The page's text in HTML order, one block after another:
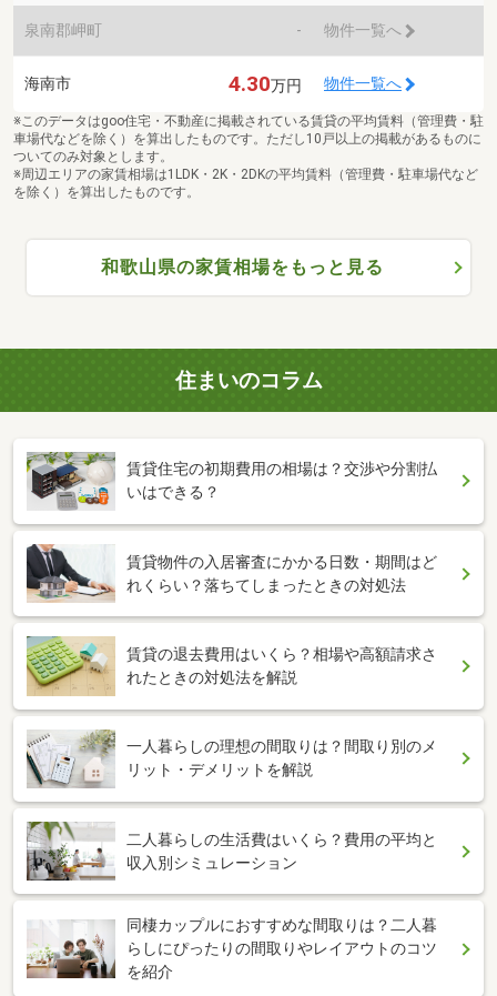
泉南郡岬町 - 物件一覧へ
海南市 4.30万円 物件一覧へ
※このデータはgoo住宅・不動産に掲載されている賃貸の平均賃料（管理費・駐
車場代などを除く）を算出したものです。ただし10戸以上の掲載があるものに
ついてのみ対象とします。
※周辺エリアの家賃相場は1LDK・2K・2DKの平均賃料（管理費・駐車場代など
を除く）を算出したものです。
和歌山県の家賃相場をもっと見る
住まいのコラム
賃貸住宅の初期費用の相場は？交渉や分割払
いはできる？
賃貸物件の入居審査にかかる日数・期間はど
れくらい？落ちてしまったときの対処法
賃貸の退去費用はいくら？相場や高額請求さ
れたときの対処法を解説
一人暮らしの理想の間取りは？間取り別のメ
リット・デメリットを解説
二人暮らしの生活費はいくら？費用の平均と
収入別シミュレーション
同棲カップルにおすすめな間取りは？二人暮
らしにぴったりの間取りやレイアウトのコツ
を紹介